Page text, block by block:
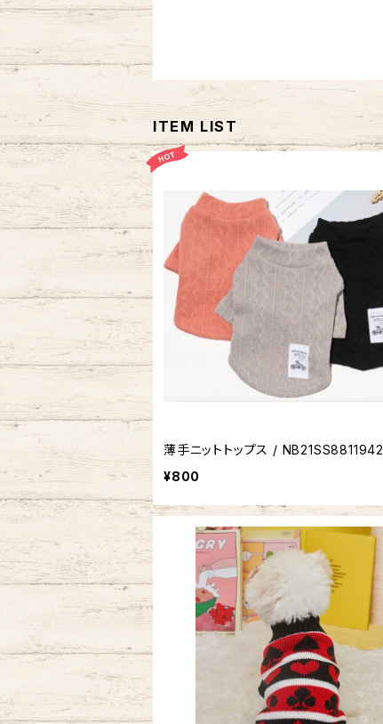
ITEM LIST
薄手ニットトップス / NB21SS8811942
¥800